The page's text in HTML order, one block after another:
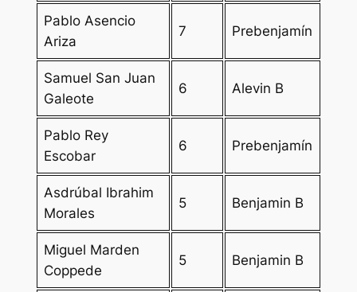
Pablo Asencio
Ariza
7 Prebenjamín
Samuel San Juan
Galeote
6 Alevin B
Pablo Rey
Escobar
6 Prebenjamín
Asdrúbal Ibrahim
Morales
5 Benjamin B
Miguel Marden
Coppede
5 Benjamin B